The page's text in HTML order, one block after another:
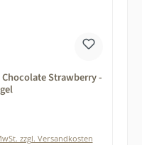
Strawberry -
Preis:
zzgl. Versandkosten